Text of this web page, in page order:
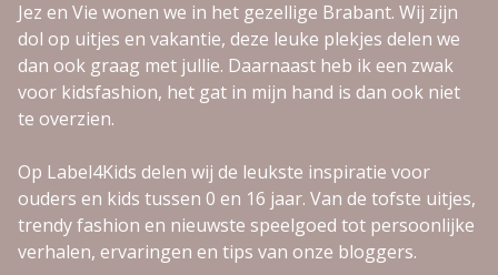
Jez en Vie wonen we in het gezellige Brabant. Wij zijn
dol op uitjes en vakantie, deze leuke plekjes delen we
dan ook graag met jullie. Daarnaast heb ik een zwak
voor kidsfashion, het gat in mijn hand is dan ook niet
te overzien.
Op Label4Kids delen wij de leukste inspiratie voor
ouders en kids tussen 0 en 16 jaar. Van de tofste uitjes,
trendy fashion en nieuwste speelgoed tot persoonlijke
verhalen, ervaringen en tips van onze bloggers.